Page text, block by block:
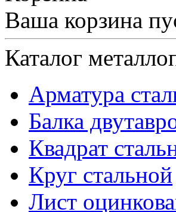
Ваша корзина
Каталог
Арматура
Балка
Квадрат
Круг стальной
Лист